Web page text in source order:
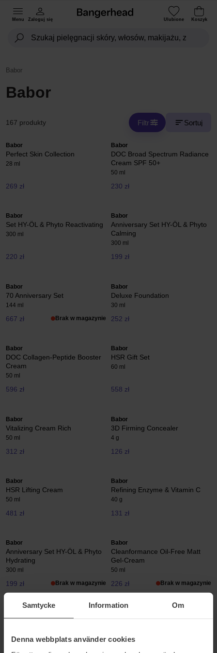
Samtycke Information Om
Denna webbplats använder cookies
Menu Zaloguj się Ulubione Koszyk
Babor
Babor
167 produkty Filtr Sortuj
Babor
Perfect Skin Collection
28 ml
269 zł
Babor
DOC Broad Spectrum Radiance
Cream SPF 50+
50 ml
230 zł
Babor
Set HY-ÖL & Phyto Reactivating
300 ml
220 zł
Babor
Anniversary Set HY-ÖL & Phyto
Calming
300 ml
199 zł
Babor
70 Anniversary Set
144 ml
667 zł Brak w magazynie
Babor
Deluxe Foundation
30 ml
252 zł
Babor
DOC Collagen-Peptide Booster
Cream
50 ml
596 zł
Babor
HSR Gift Set
60 ml
558 zł
Babor
Vitalizing Cream Rich
50 ml
312 zł
Babor
3D Firming Concealer
4 g
126 zł
Babor
HSR Lifting Cream
50 ml
481 zł
Babor
Refining Enzyme & Vitamin C
40 g
131 zł
Babor
Anniversary Set HY-ÖL & Phyto
Hydrating
300 ml
199 zł Brak w magazynie
Babor
Cleanformance Oil-Free Matt
Gel-Cream
50 ml
226 zł Brak w magazynie